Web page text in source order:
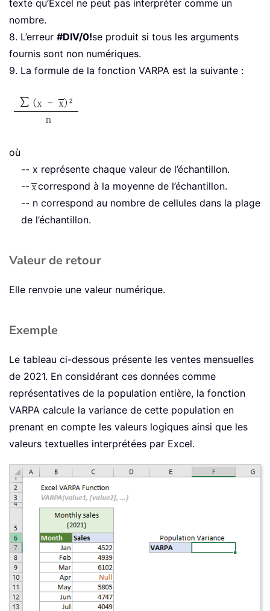
texte qu’Excel ne peut pas interpréter comme un
nombre.
8. L’erreur #DIV/0!se produit si tous les arguments
fournis sont non numériques.
9. La formule de la fonction VARPA est la suivante :
où
-- x représente chaque valeur de l’échantillon.
--
correspond à la moyenne de l’échantillon.
-- n correspond au nombre de cellules dans la plage
de l’échantillon.
Valeur de retour
Elle renvoie une valeur numérique.
Exemple
Le tableau ci-dessous présente les ventes mensuelles
de 2021. En considérant ces données comme
représentatives de la population entière, la fonction
VARPA calcule la variance de cette population en
prenant en compte les valeurs logiques ainsi que les
valeurs textuelles interprétées par Excel.